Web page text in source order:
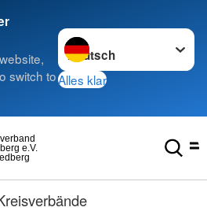
switch to
Sprache wechseln zu
Alles klar
e.V.